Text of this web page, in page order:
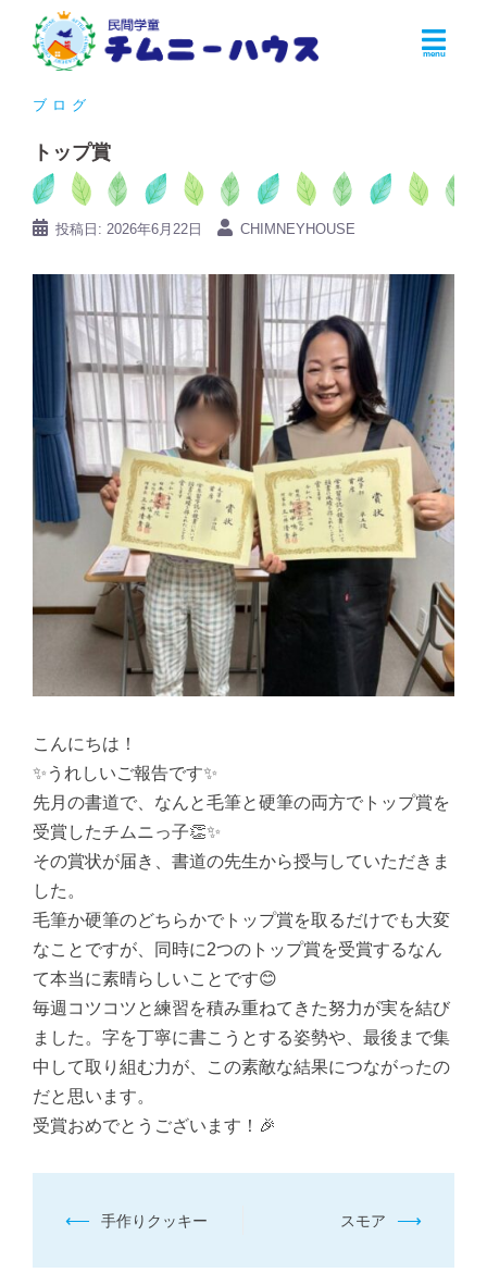
ブログ
トップ賞
投稿日: 2026年6月22日 CHIMNEYHOUSE
こんにちは！
✨うれしいご報告です✨
先月の書道で、なんと毛筆と硬筆の両方でトップ賞を
受賞したチムニっ子👏✨
その賞状が届き、書道の先生から授与していただきま
した。
毛筆か硬筆のどちらかでトップ賞を取るだけでも大変
なことですが、同時に2つのトップ賞を受賞するなん
て本当に素晴らしいことです😊
毎週コツコツと練習を積み重ねてきた努力が実を結び
ました。字を丁寧に書こうとする姿勢や、最後まで集
中して取り組む力が、この素敵な結果につながったの
だと思います。
受賞おめでとうございます！🎉
投
⟵ 手作りクッキー スモア ⟶